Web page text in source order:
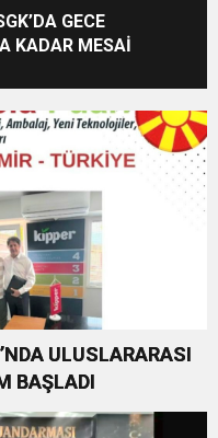
GECE
KADAR MESAİ
ULUSLARARASI
BAŞLADI